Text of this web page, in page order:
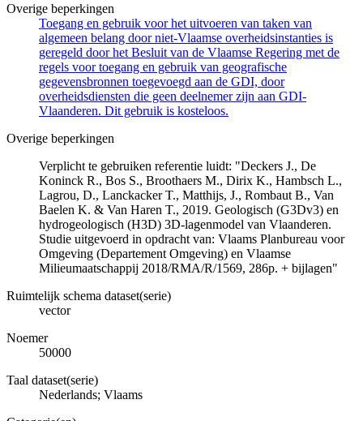
Overige beperkingen
Toegang en gebruik voor het uitvoeren van taken van
algemeen belang door niet-Vlaamse overheidsinstanties is
geregeld door het Besluit van de Vlaamse Regering met de
regels voor toegang en gebruik van geografische
gegevensbronnen toegevoegd aan de GDI, door
overheidsdiensten die geen deelnemer zijn aan GDI-
Vlaanderen. Dit gebruik is kosteloos.
Overige beperkingen
Verplicht te gebruiken referentie luidt: "Deckers J., De
Koninck R., Bos S., Broothaers M., Dirix K., Hambsch L.,
Lagrou, D., Lanckacker T., Matthijs, J., Rombaut B., Van
Baelen K. & Van Haren T., 2019. Geologisch (G3Dv3) en
hydrogeologisch (H3D) 3D-lagenmodel van Vlaanderen.
Studie uitgevoerd in opdracht van: Vlaams Planbureau voor
Omgeving (Departement Omgeving) en Vlaamse
Milieumaatschappij 2018/RMA/R/1569, 286p. + bijlagen"
Ruimtelijk schema dataset(serie)
vector
Noemer
50000
Taal dataset(serie)
Nederlands; Vlaams